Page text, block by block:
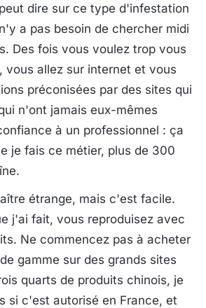
dire sur ce type d'infestation
a pas besoin de chercher midi
Des fois vous voulez trop vous
vous allez sur internet et vous
préconisées par des sites qui
n'ont jamais eux-mêmes
à un professionnel : ça
je fais ce métier, plus de 300
étrange, mais c'est facile.
j'ai fait, vous reproduisez avec
Ne commencez pas à acheter
gamme sur des grands sites
quarts de produits chinois, je
si c'est autorisé en France, et